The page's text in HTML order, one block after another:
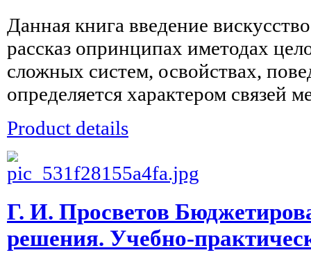
Данная книга введение
рассказ опринципах иметодах
сложных систем, освойствах,
определяется характером связей
Product details
Г. И. Просветов
решения. Учебно-